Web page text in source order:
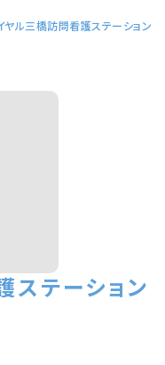
ヤル三橋訪問看護ステーション
ステーション